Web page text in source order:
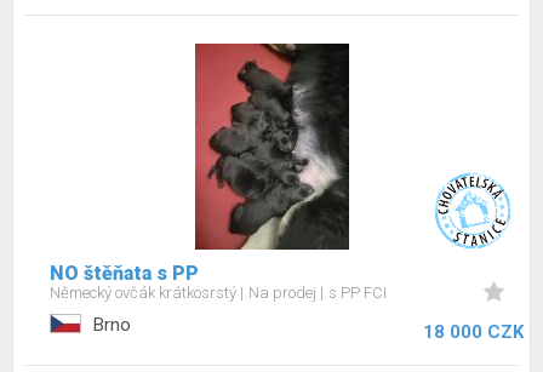
NO štěňata s PP
Německý ovčák krátkosrstý Na prodej s PP FCI
Brno 18 000 CZK